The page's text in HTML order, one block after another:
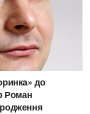
до
Роман